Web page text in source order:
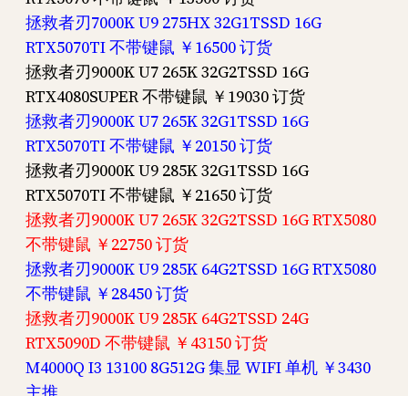
拯救者刃7000K U9 275HX 32G1TSSD 16G
RTX5070TI 不带键鼠 ￥16500 订货
拯救者刃9000K U7 265K 32G2TSSD 16G
RTX4080SUPER 不带键鼠 ￥19030 订货
拯救者刃9000K U7 265K 32G1TSSD 16G
RTX5070TI 不带键鼠 ￥20150 订货
拯救者刃9000K U9 285K 32G1TSSD 16G
RTX5070TI 不带键鼠 ￥21650 订货
拯救者刃9000K U7 265K 32G2TSSD 16G RTX5080
不带键鼠 ￥22750 订货
拯救者刃9000K U9 285K 64G2TSSD 16G RTX5080
不带键鼠 ￥28450 订货
拯救者刃9000K U9 285K 64G2TSSD 24G
RTX5090D 不带键鼠 ￥43150 订货
M4000Q I3 13100 8G512G 集显 WIFI 单机 ￥3430